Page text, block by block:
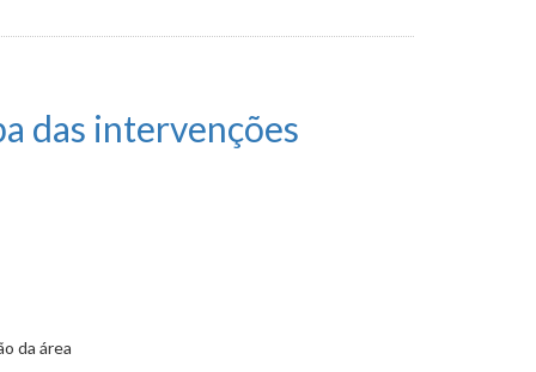
das intervenções
da área